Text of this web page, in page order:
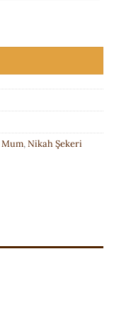
Mum,Nikah Şekeri